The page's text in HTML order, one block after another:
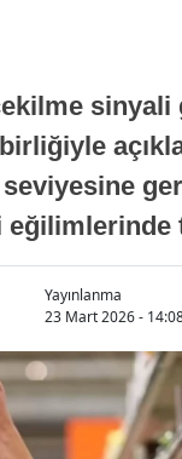
Yayınlanma
23 Mart 2026 -